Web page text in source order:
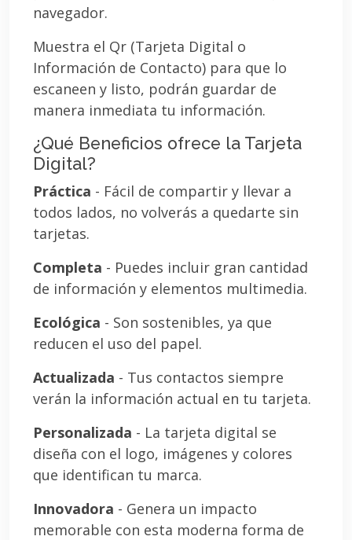
navegador.
Muestra el Qr (Tarjeta Digital o
Información de Contacto) para que lo
escaneen y listo, podrán guardar de
manera inmediata tu información.
¿Qué Beneficios ofrece la Tarjeta
Digital?
Práctica - Fácil de compartir y llevar a
todos lados, no volverás a quedarte sin
tarjetas.
Completa - Puedes incluir gran cantidad
de información y elementos multimedia.
Ecológica - Son sostenibles, ya que
reducen el uso del papel.
Actualizada - Tus contactos siempre
verán la información actual en tu tarjeta.
Personalizada - La tarjeta digital se
diseña con el logo, imágenes y colores
que identifican tu marca.
Innovadora - Genera un impacto
memorable con esta moderna forma de